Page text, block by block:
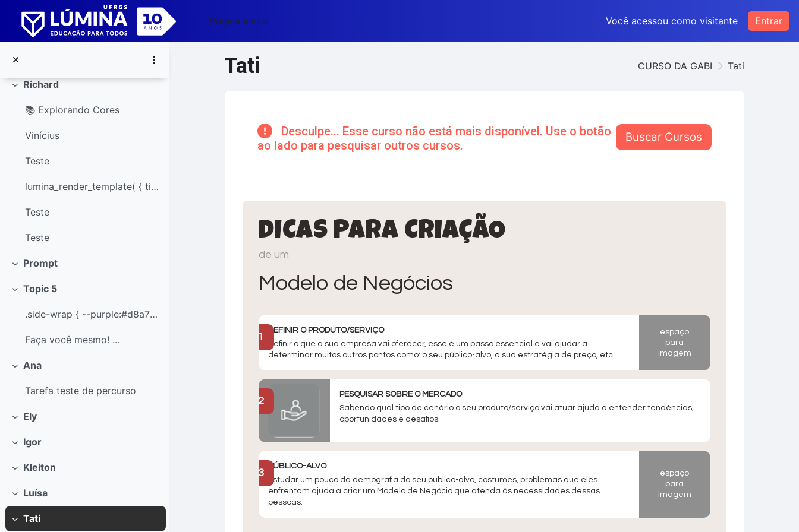
Ir para o conteúdo principal
Página inicial
Você acessou como visitante Entrar
imagem de bebê
Contrair
Topic 2
Contrair
Richard
📚 Explorando Cores
Vinícius
Teste
lumina_render_template( { title:...
Teste
Teste
Contrair
Prompt
Contrair
Topic 5
.side-wrap { --purple:#d8a7f1; --yel...
Faça você mesmo! ...
Contrair
Ana
Tarefa teste de percurso
Contrair
Ely
Contrair
Igor
Contrair
Kleiton
Contrair
Luísa
Contrair
Tati
Tati CURSO DA GABI Tati
Desculpe... Esse curso não está mais disponível. Use o botão
ao lado para pesquisar outros cursos.
Buscar Cursos
DICAS PARA CRIAÇÃO
de um
Modelo de Negócios
1
DEFINIR O PRODUTO/SERVIÇO
Definir o que a sua empresa vai oferecer, esse é um passo essencial e vai ajudar a
determinar muitos outros pontos como: o seu público-alvo, a sua estratégia de preço, etc.
espaço
para
imagem
2
PESQUISAR SOBRE O MERCADO
Sabendo qual tipo de cenário o seu produto/serviço vai atuar ajuda a entender tendências,
oportunidades e desafios.
3
PÚBLICO-ALVO
Estudar um pouco da demografia do seu público-alvo, costumes, problemas que eles
enfrentam ajuda a criar um Modelo de Negócio que atenda às necessidades dessas
pessoas.
espaço
para
imagem